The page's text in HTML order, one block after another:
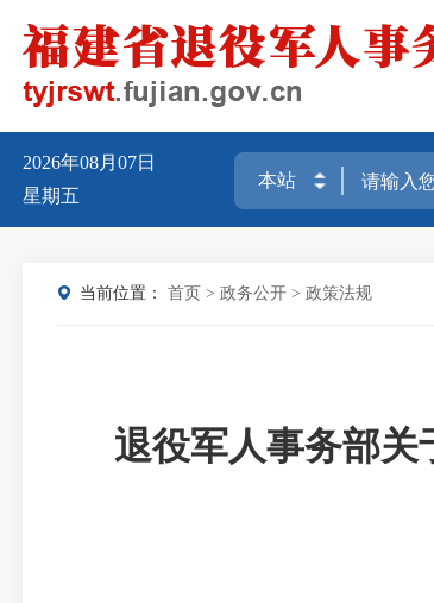
2026年08月07日
星期五
当前位置： 首页 >政务公开 >政策法规
退役军人事务部